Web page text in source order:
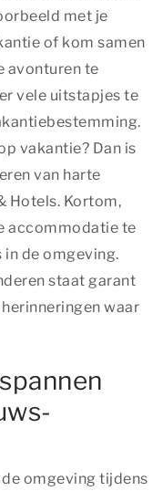
met je
of kom samen
avonturen te
vele uitstapjes te
vakantie? Dan is
van harte
Hotels. Kortom,
accommodatie te
de omgeving.
staat garant
waar
omgeving tijdens